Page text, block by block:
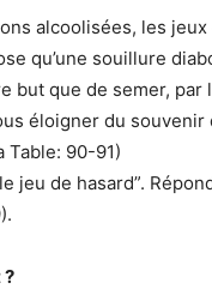
alcoolisées, les
qu’une souillure
but que de semer,
éloigner du
Table: 90-91)
jeu de hasard”.